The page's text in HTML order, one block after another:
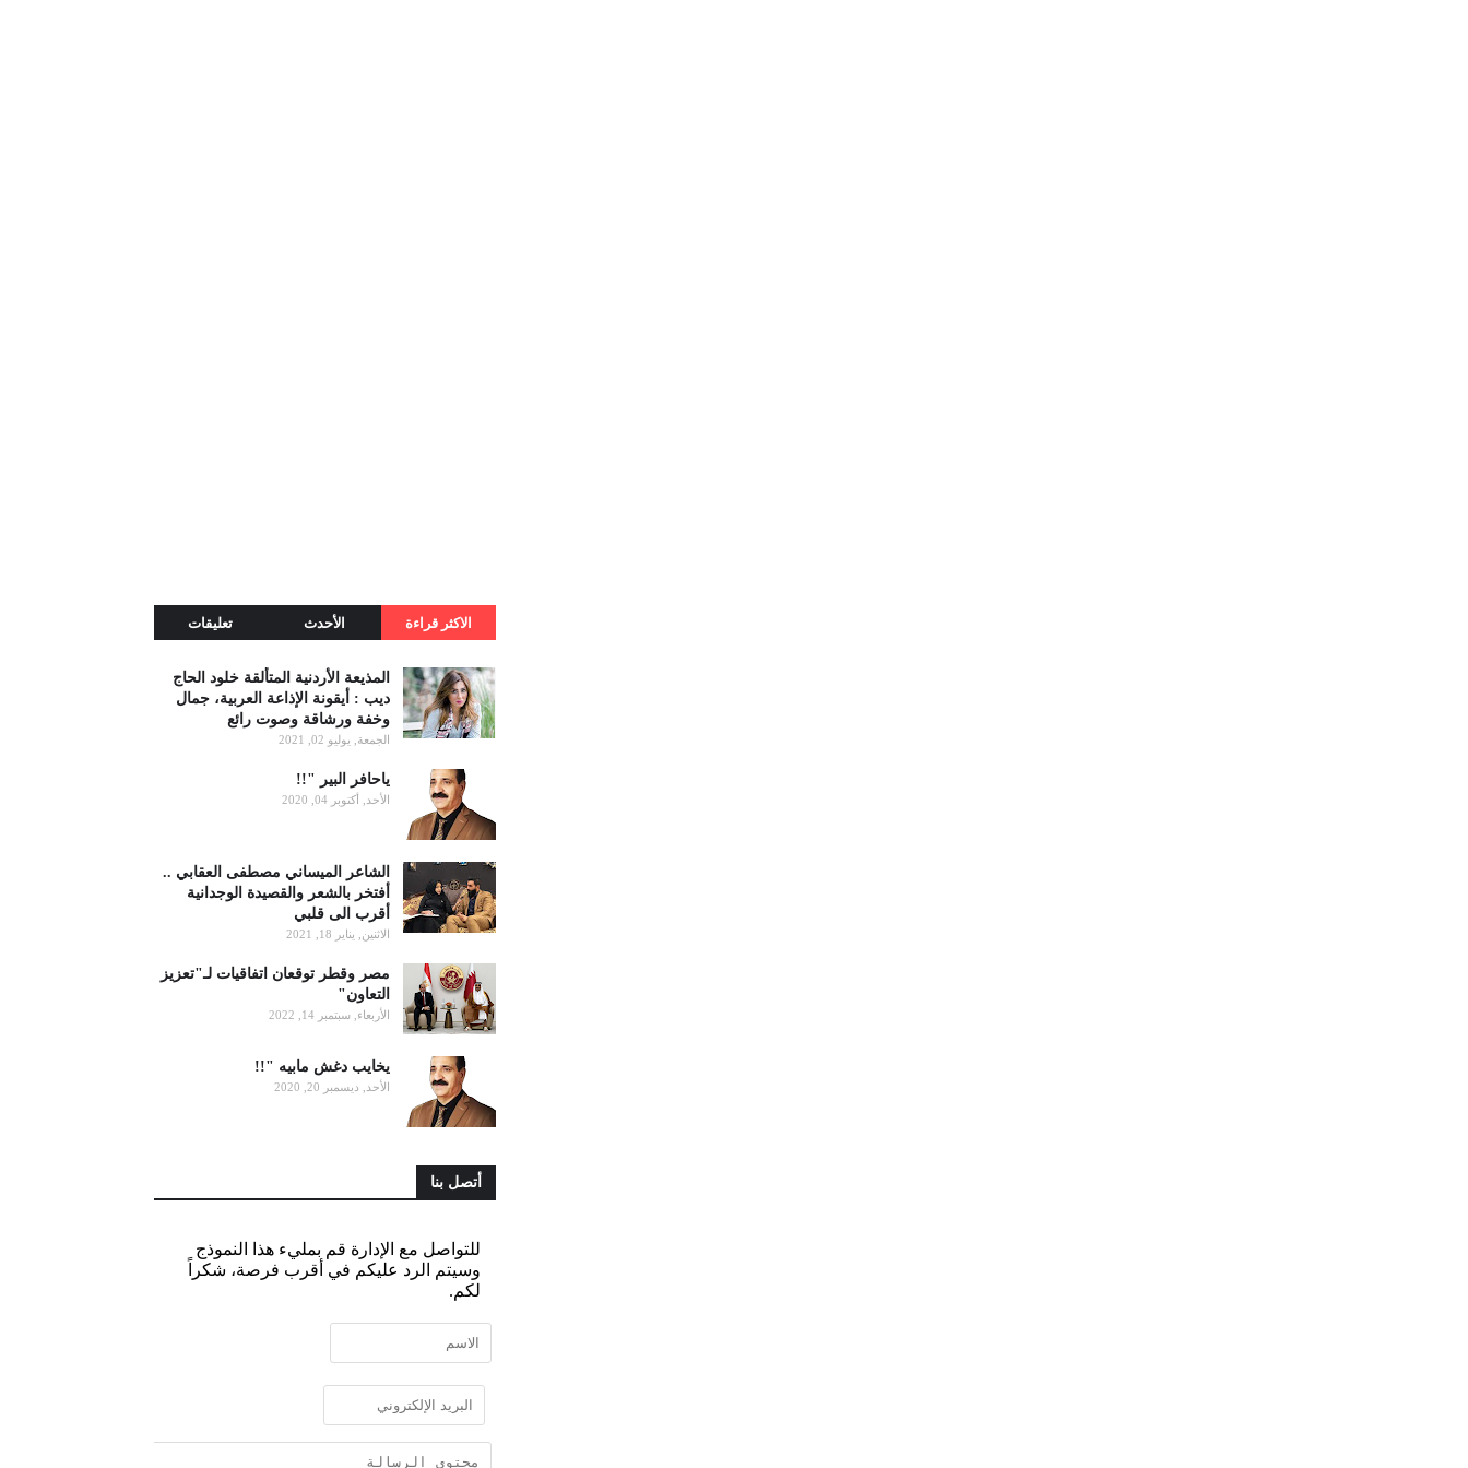
الاكثر قراءة الأحدث تعليقات
المذيعة الأردنية المتألقة خلود الحاج
ديب : أيقونة الإذاعة العربية، جمال
وخفة ورشاقة وصوت رائع
الجمعة, يوليو 02, 2021
ياحافر البير "!!
الأحد, أكتوبر 04, 2020
الشاعر الميساني مصطفى العقابي ..
أفتخر بالشعر والقصيدة الوجدانية
أقرب الى قلبي
الاثنين, يناير 18, 2021
مصر وقطر توقعان اتفاقيات لـ"تعزيز
التعاون"
الأربعاء, سبتمبر 14, 2022
يخايب دغش مابيه "!!
الأحد, ديسمبر 20, 2020
أتصل بنا
للتواصل مع الإدارة قم بمليء هذا النموذج
وسيتم الرد عليكم في أقرب فرصة، شكراً
لكم.